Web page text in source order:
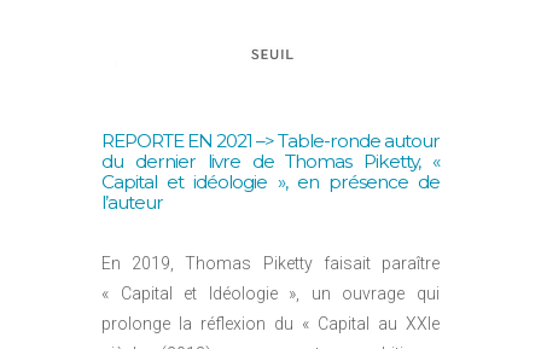
REPORTE EN 2021 –> Table-ronde autour
du dernier livre de Thomas Piketty, «
Capital et idéologie », en présence de
l’auteur
En 2019, Thomas Piketty faisait paraître
« Capital et Idéologie », un ouvrage qui
prolonge la réflexion du « Capital au XXIe